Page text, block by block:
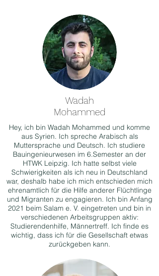
Wadah
Mohammed
Hey, ich bin Wadah Mohammed und komme
aus Syrien. Ich spreche Arabisch als
Muttersprache und Deutsch. Ich studiere
Bauingenieurwesen im 6.Semester an der
HTWK Leipzig. Ich hatte selbst viele
Schwierigkeiten als ich neu in Deutschland
war, deshalb habe ich mich entschieden mich
ehrenamtlich für die Hilfe anderer Flüchtlinge
und Migranten zu engagieren. Ich bin Anfang
2021 beim Salam e. V. eingetreten und bin in
verschiedenen Arbeitsgruppen aktiv:
Studierendenhilfe, Männertreff. Ich finde es
wichtig, dass ich für die Gesellschaft etwas
zurückgeben kann.